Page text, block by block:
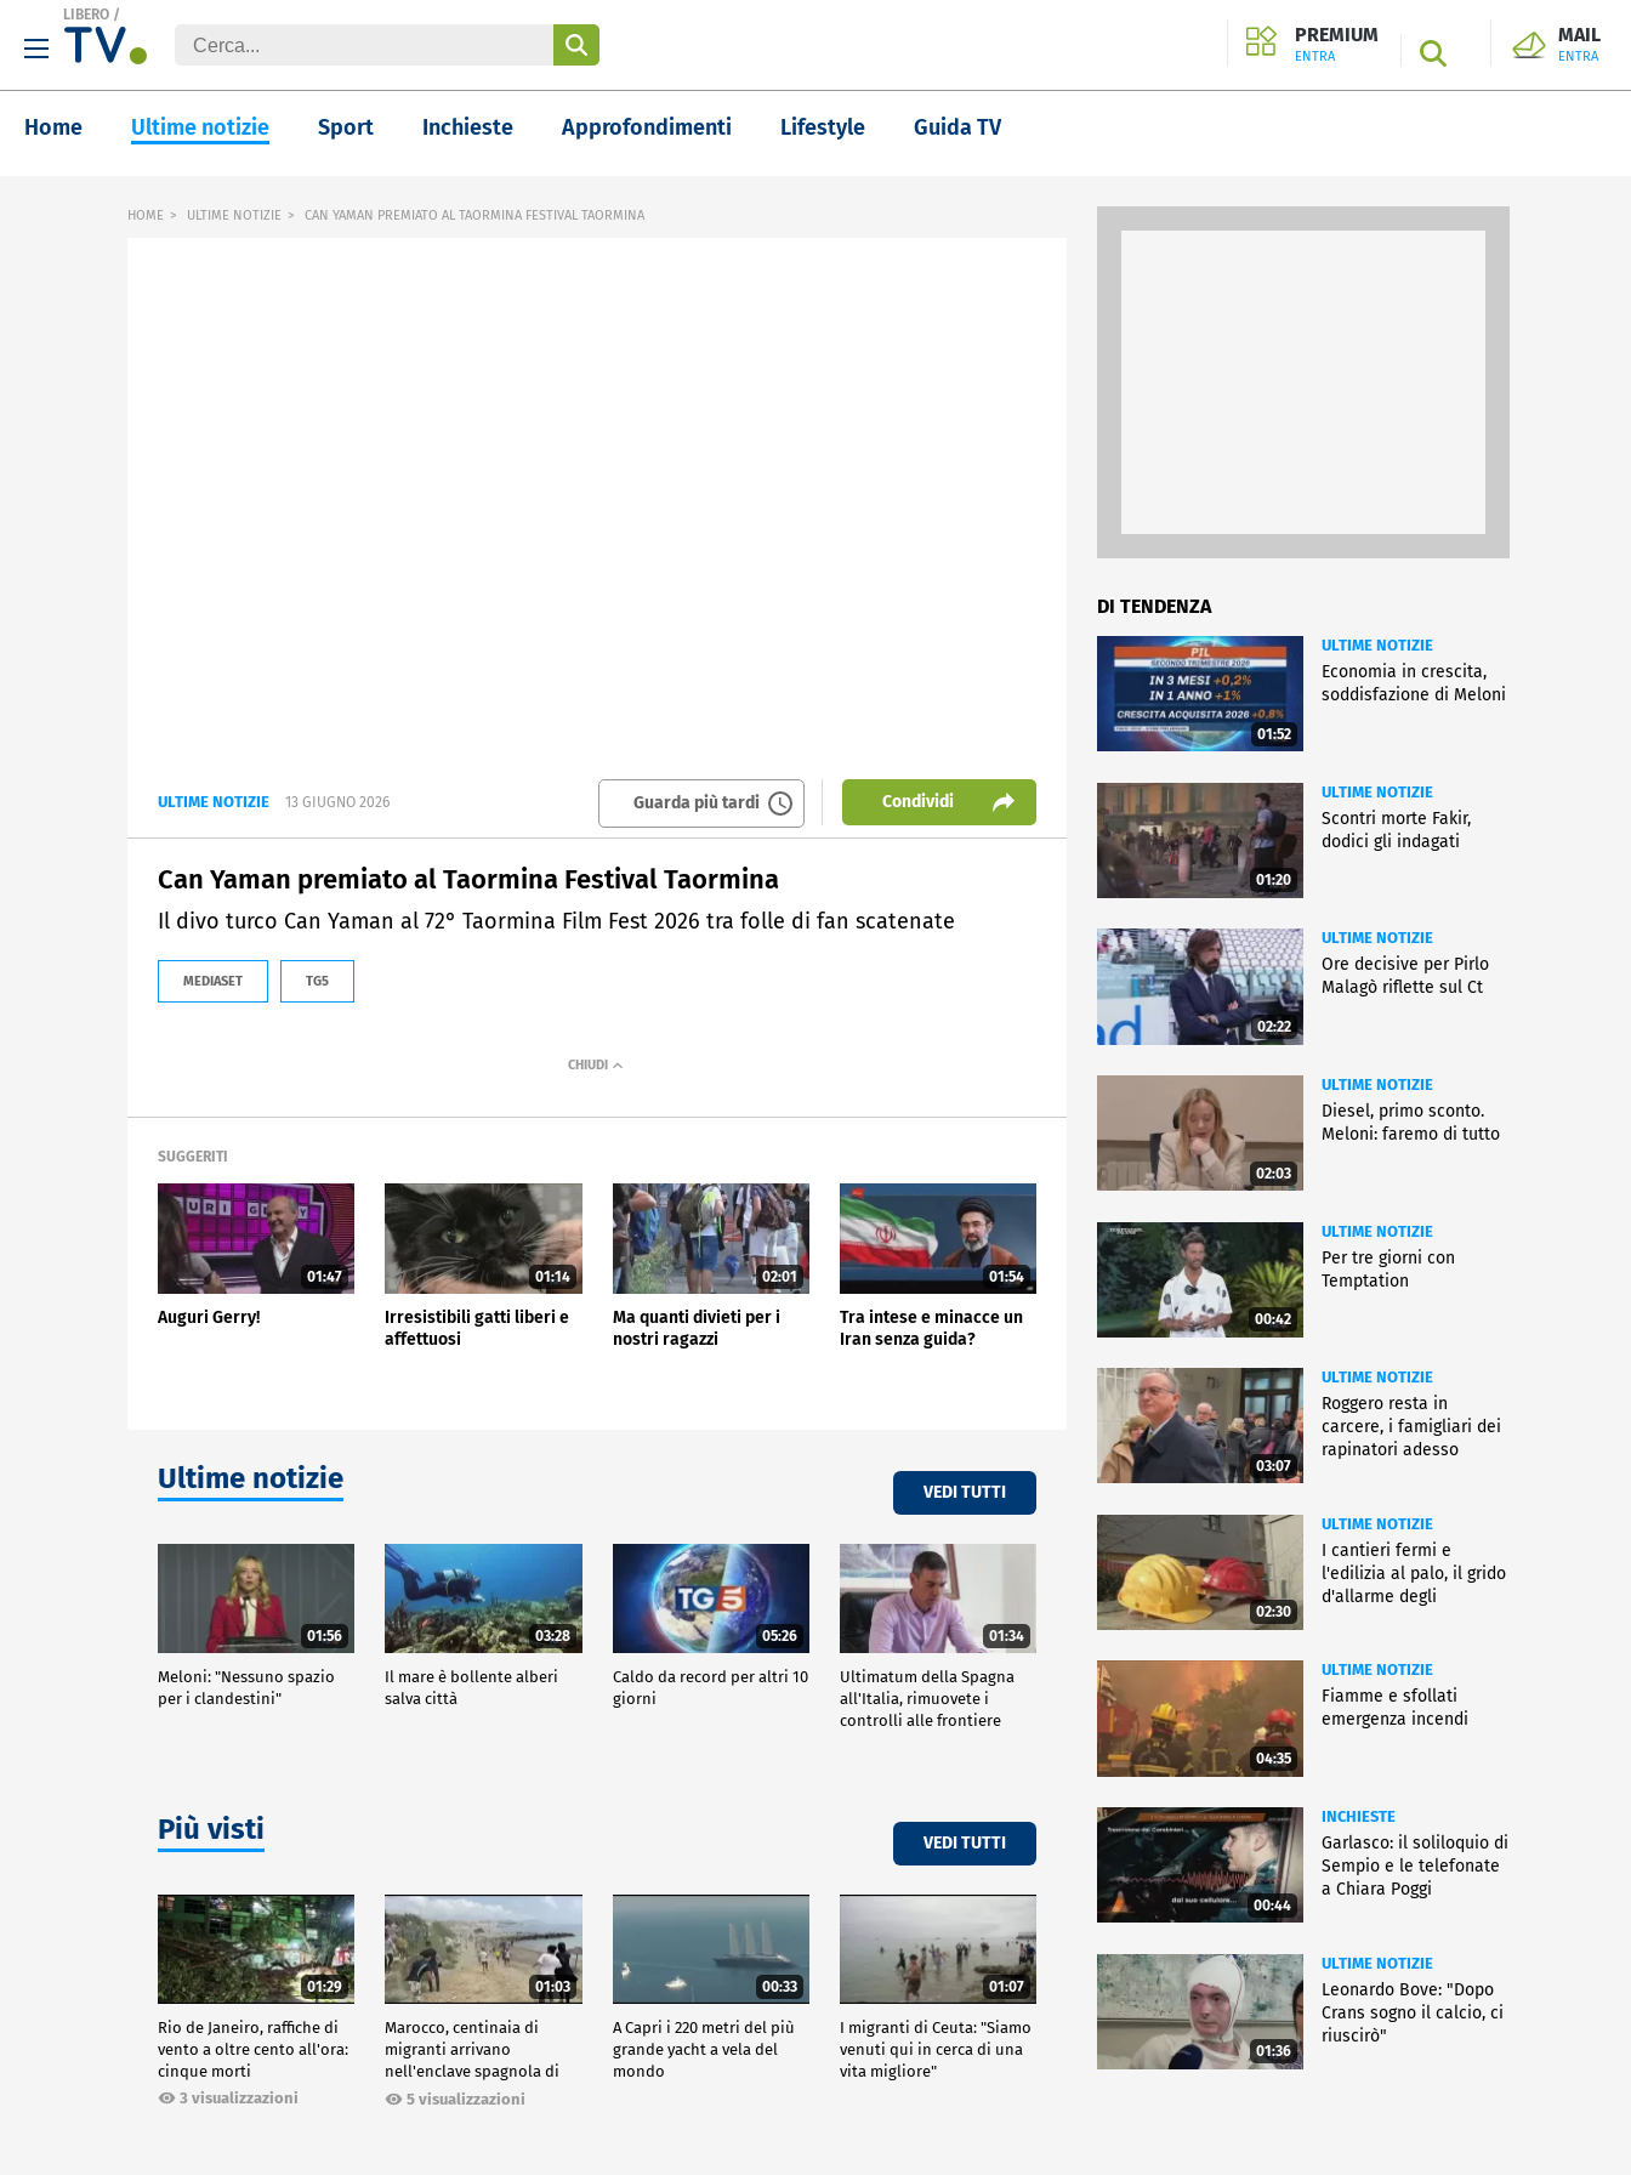
LIBERO /
PREMIUM
ENTRA SEARCH
MAIL
ENTRA
Home Ultime notizie Sport Inchieste Approfondimenti Lifestyle Guida TV
HOME ULTIME NOTIZIE CAN YAMAN PREMIATO AL TAORMINA FESTIVAL TAORMINA
ULTIME NOTIZIE 13 GIUGNO 2026 Guarda più tardi Condividi
Can Yaman premiato al Taormina Festival Taormina
Il divo turco Can Yaman al 72° Taormina Film Fest 2026 tra folle di fan scatenate
MEDIASET TG5
SUGGERITI
01:47
Auguri Gerry!
01:14
Irresistibili gatti liberi e
affettuosi
02:01
Ma quanti divieti per i
nostri ragazzi
01:54
Tra intese e minacce un
Iran senza guida?
Ultime notizie VEDI TUTTI
01:56
Meloni: "Nessuno spazio
per i clandestini"
03:28
Il mare è bollente alberi
salva città
05:26
Caldo da record per altri 10
giorni
01:34
Ultimatum della Spagna
all'Italia, rimuovete i
controlli alle frontiere
Più visti VEDI TUTTI
01:29
Rio de Janeiro, raffiche di
vento a oltre cento all'ora:
cinque morti
3 visualizzazioni
01:03
Marocco, centinaia di
migranti arrivano
nell'enclave spagnola di
Ceuta5 visualizzazioni
00:33
A Capri i 220 metri del più
grande yacht a vela del
mondo
01:07
I migranti di Ceuta: "Siamo
venuti qui in cerca di una
vita migliore"
DI TENDENZA
01:52
ULTIME NOTIZIE
Economia in crescita,
soddisfazione di Meloni
01:20
ULTIME NOTIZIE
Scontri morte Fakir,
dodici gli indagati
02:22
ULTIME NOTIZIE
Ore decisive per Pirlo
Malagò riflette sul Ct
02:03
ULTIME NOTIZIE
Diesel, primo sconto.
Meloni: faremo di tutto
00:42
ULTIME NOTIZIE
Per tre giorni con
Temptation
03:07
ULTIME NOTIZIE
Roggero resta in
carcere, i famigliari dei
rapinatori adesso
02:30
ULTIME NOTIZIE
I cantieri fermi e
l'edilizia al palo, il grido
d'allarme degli
04:35
ULTIME NOTIZIE
Fiamme e sfollati
emergenza incendi
00:44
INCHIESTE
Garlasco: il soliloquio di
Sempio e le telefonate
a Chiara Poggi
01:36
ULTIME NOTIZIE
Leonardo Bove: "Dopo
Crans sogno il calcio, ci
riuscirò"